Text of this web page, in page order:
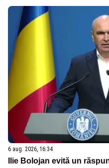
6 aug. 2026, 16:34
Ilie Bolojan evită un